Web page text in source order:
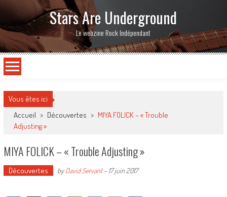
Stars Are Underground
Le webzine Rock Indépendant
Vous êtes ici
Accueil > Découvertes > MIYA FOLICK – « Trouble
Adjusting »
MIYA FOLICK – « Trouble Adjusting »
Découvertes byDavid Servant- 17 juin 2017